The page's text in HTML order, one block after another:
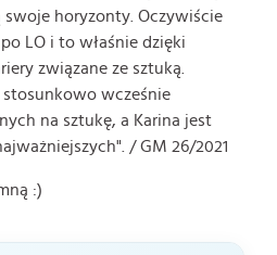
swoje horyzonty. Oczywiście
LO i to właśnie dzięki
związane ze sztuką.
stosunkowo wcześnie
na sztukę, a Karina jest
/ GM 26/2021
:)